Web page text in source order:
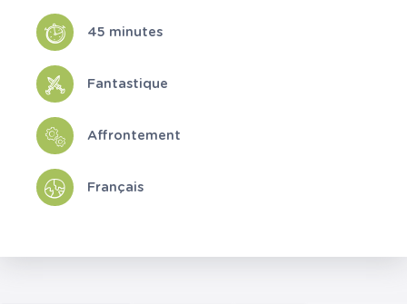
45 minutes
Fantastique
Affrontement
Français